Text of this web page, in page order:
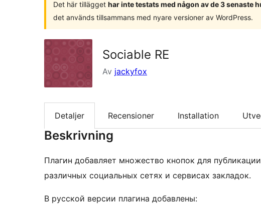
Det här tillägget har inte testats med någon av de 3 senaste
det används tillsammans med nyare versioner av WordPress.
Sociable RE
Av jackyfox
Detaljer Recensioner Installation
Beskrivning
Плагин добавляет множество кнопок для
различных социальных сетях и сервисах закладок.
В русской версии плагина добавлены: